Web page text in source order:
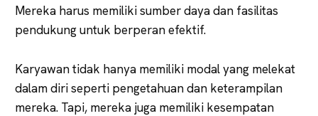
Mereka harus memiliki sumber daya dan fasilitas
pendukung untuk berperan efektif.
Karyawan tidak hanya memiliki modal yang melekat
dalam diri seperti pengetahuan dan keterampilan
mereka. Tapi, mereka juga memiliki kesempatan